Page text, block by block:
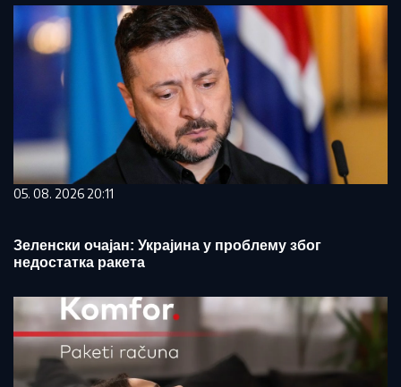
05. 08. 2026 20:11
Зеленски очајан: Украјина у проблему због
недостатка ракета